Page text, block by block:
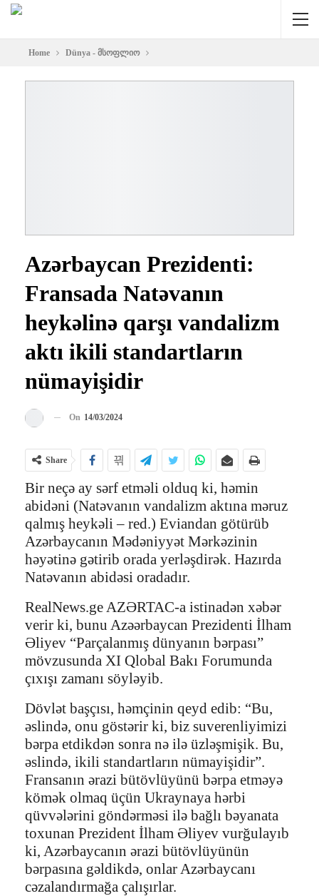
Home Dünya - მსოფლიო
Azərbaycan Prezidenti:
Fransada Natəvanın
heykəlinə qarşı vandalizm
aktı ikili standartların
nümayişidir
On 14/03/2024
Share
Bir neçə ay sərf etməli olduq ki, həmin
abidəni (Natəvanın vandalizm aktına məruz
qalmış heykəli – red.) Eviandan götürüb
Azərbaycanın Mədəniyyət Mərkəzinin
həyətinə gətirib orada yerləşdirək. Hazırda
Natəvanın abidəsi oradadır.
RealNews.ge AZƏRTAC-a istinadən xəbər
verir ki, bunu Azəərbaycan Prezidenti İlham
Əliyev “Parçalanmış dünyanın bərpası”
mövzusunda XI Qlobal Bakı Forumunda
çıxışı zamanı söyləyib.
Dövlət başçısı, həmçinin qeyd edib: “Bu,
əslində, onu göstərir ki, biz suverenliyimizi
bərpa etdikdən sonra nə ilə üzləşmişik. Bu,
əslində, ikili standartların nümayişidir”.
Fransanın ərazi bütövlüyünü bərpa etməyə
kömək olmaq üçün Ukraynaya hərbi
qüvvələrini göndərməsi ilə bağlı bəyanata
toxunan Prezident İlham Əliyev vurğulayıb
ki, Azərbaycanın ərazi bütövlüyünün
bərpasına gəldikdə, onlar Azərbaycanı
cəzalandırmağa çalışırlar.